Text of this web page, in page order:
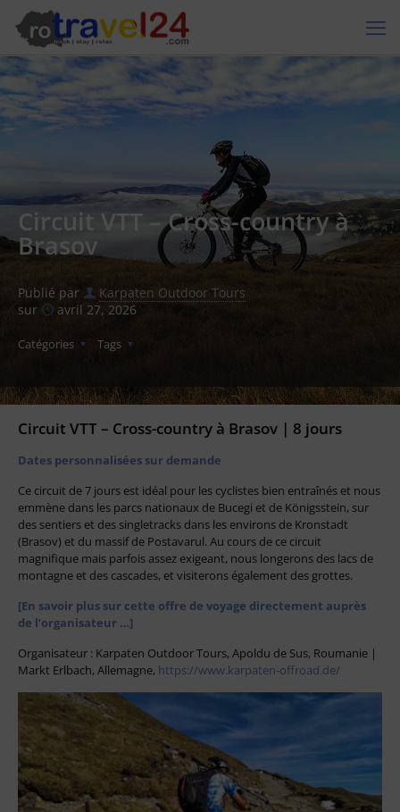
Circuit VTT – Cross-country à
Brasov
Publié par
Karpaten Outdoor Tours
sur
avril 27, 2026
Catégories Tags
Circuit VTT – Cross-country à Brasov | 8 jours
Dates personnalisées sur demande
Ce circuit de 7 jours est idéal pour les cyclistes bien entraînés et nous
emmène dans les parcs nationaux de Bucegi et de Königsstein, sur
des sentiers et des singletracks dans les environs de Kronstadt
(Brasov) et du massif de Postavarul. Au cours de ce circuit
magnifique mais parfois assez exigeant, nous longerons des lacs de
montagne et des cascades, et visiterons également des grottes.
[En savoir plus sur cette offre de voyage directement auprès
de l’organisateur …]
Organisateur : Karpaten Outdoor Tours, Apoldu de Sus, Roumanie |
Markt Erlbach, Allemagne, https://www.karpaten-offroad.de/